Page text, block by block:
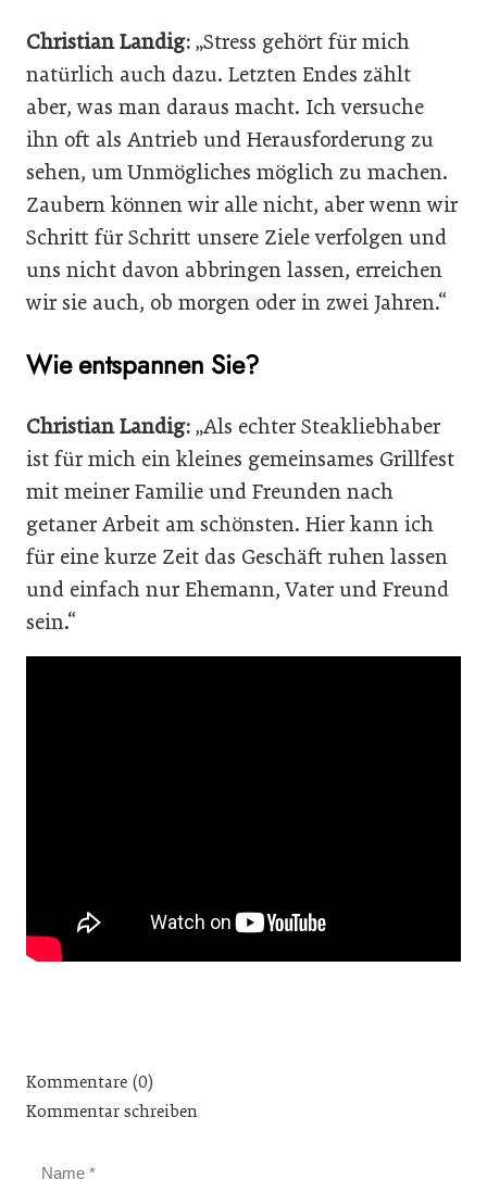
Christian Landig: „Stress gehört für mich
natürlich auch dazu. Letzten Endes zählt
aber, was man daraus macht. Ich versuche
ihn oft als Antrieb und Herausforderung zu
sehen, um Unmögliches möglich zu machen.
Zaubern können wir alle nicht, aber wenn wir
Schritt für Schritt unsere Ziele verfolgen und
uns nicht davon abbringen lassen, erreichen
wir sie auch, ob morgen oder in zwei Jahren.“
Wie entspannen Sie?
Christian Landig: „Als echter Steakliebhaber
ist für mich ein kleines gemeinsames Grillfest
mit meiner Familie und Freunden nach
getaner Arbeit am schönsten. Hier kann ich
für eine kurze Zeit das Geschäft ruhen lassen
und einfach nur Ehemann, Vater und Freund
sein.“
Kommentare (0)
Kommentar schreiben